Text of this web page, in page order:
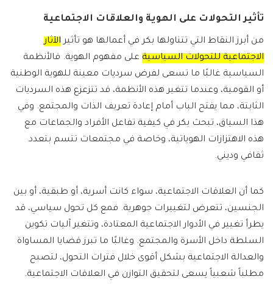
تأثير التحولات على الهوية والعلاقات الاجتماعية
من أبرز النقاط التي تتناولها بكر في أعمالها هو تأثير الآثار
الاجتماعية للتحولات السياسية على مفهوم الهوية. فالأنظمة
السياسية غالبًا ما تسعى لفرض سرديات معينة للهوية الوطنية
أو القومية، وعندما تتغير هذه الأنظمة، قد تتزعزع هذه السرديات
الثابتة، مما يفتح الباب أمام إعادة تعريف الذات والمجتمع. وفي
هذا السياق، تبحث بكر في كيفية تفاعل الأفراد والجماعات مع
هذه الاهتزازات الهوياتية، وخاصة في مجتمعات تتسم بتعدد
ثقافي وديني.
كما أن العلاقات الاجتماعية، سواء كانت أسرية، أو طبقية، أو بين
الجنسين، تتعرض لتغييرات جوهرية. فمع كل تحول سياسي، قد
يطرأ تغيير في الأدوار الاجتماعية المعتادة، وتتغير آليات تكوين
السلطة داخل الأسرة والمجتمع. وغالبًا ما تبرز قضايا المساواة
والعدالة الاجتماعية بشكل أقوى خلال فترات التحول، لتصبح
مطلباً شعبياً يسعى لتحقيق التوازن في العلاقات الاجتماعية.